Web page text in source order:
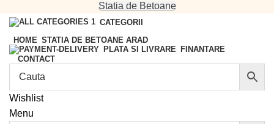
Statia de Betoane
CATEGORII
HOME STATIA DE BETOANE ARAD
PLATA SI LIVRARE FINANTARE
CONTACT
Wishlist
Menu